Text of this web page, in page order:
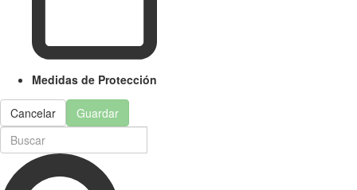
Medidas de Protección
Cancelar Guardar